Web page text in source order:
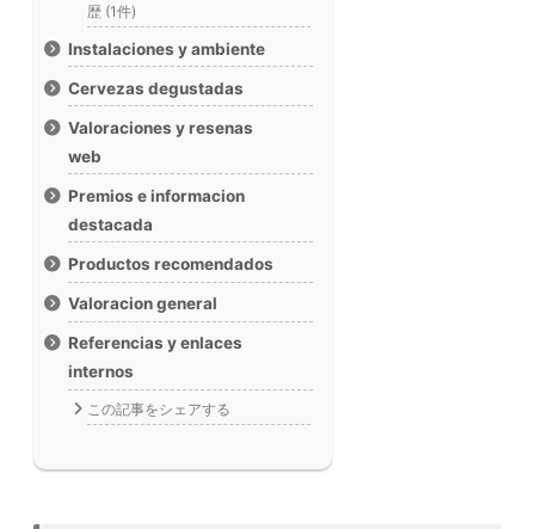
歴 (1件)
Instalaciones y ambiente
Cervezas degustadas
Valoraciones y resenas
web
Premios e informacion
destacada
Productos recomendados
Valoracion general
Referencias y enlaces
internos
この記事をシェアする